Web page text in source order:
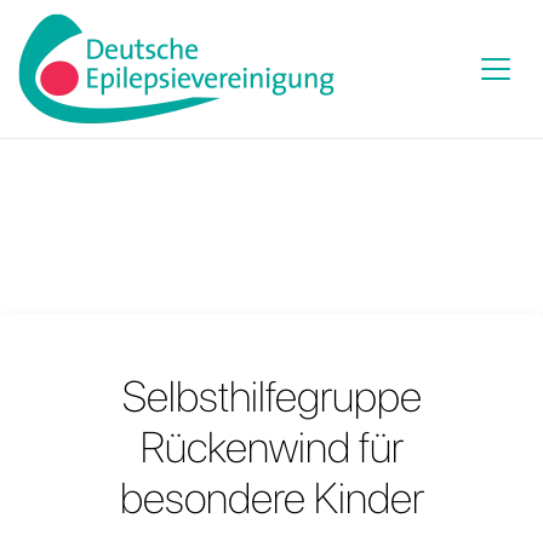
Selbsthilfegruppe
Rückenwind für
besondere Kinder